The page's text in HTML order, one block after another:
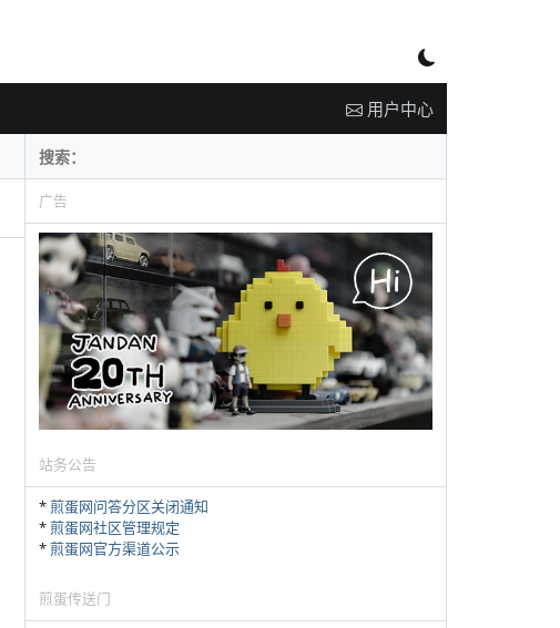
用户中心
广告
站务公告
*煎蛋网问答分区关闭通知
*煎蛋网社区管理规定
*煎蛋网官方渠道公示
煎蛋传送门